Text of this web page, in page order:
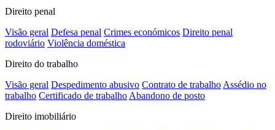
Direito penal
Visão geral Defesa penal Crimes económicos Direito penal
rodoviário Violência doméstica
Direito do trabalho
Visão geral Despedimento abusivo Contrato de trabalho Assédio no
trabalho Certificado de trabalho Abandono de posto
Direito imobiliário